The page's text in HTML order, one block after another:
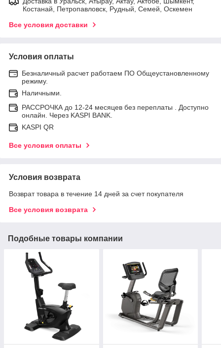
Костанай, Петропавловск, Рудный, Семей, Оскемен
Все условия доставки
Условия оплаты
Безналичный расчет работаем ПО Общеустановленному
режиму.
Наличными.
РАССРОЧКА до 12-24 месяцев без переплаты . Доступно
онлайн. Через KASPI BANK.
KASPI QR
Все условия оплаты
Условия возврата
Возврат товара в течение 14 дней за счет покупателя
Все условия возврата
Подобные товары компании